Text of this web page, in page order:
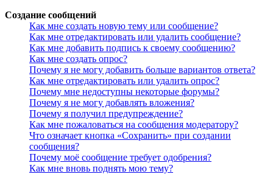
Создание сообщений
Как мне создать новую тему или сообщение?
Как мне отредактировать или удалить сообщение?
Как мне добавить подпись к своему сообщению?
Как мне создать опрос?
Почему я не могу добавить больше вариантов ответа?
Как мне отредактировать или удалить опрос?
Почему мне недоступны некоторые форумы?
Почему я не могу добавлять вложения?
Почему я получил предупреждение?
Как мне пожаловаться на сообщения модератору?
Что означает кнопка «Сохранить» при создании
сообщения?
Почему моё сообщение требует одобрения?
Как мне вновь поднять мою тему?